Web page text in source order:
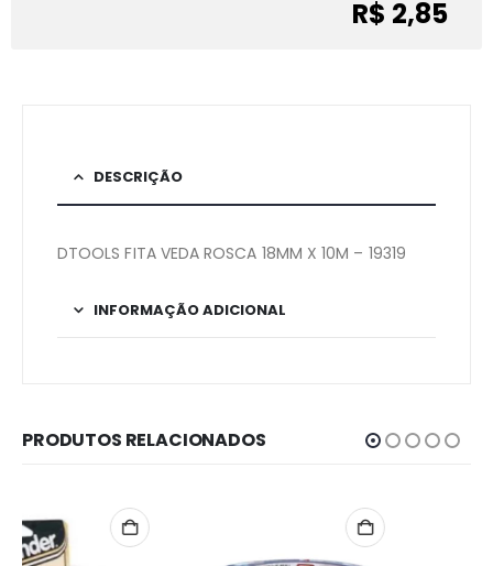
R$ 2,85
DESCRIÇÃO
DTOOLS FITA VEDA ROSCA 18MM X 10M – 19319
INFORMAÇÃO ADICIONAL
PRODUTOS RELACIONADOS